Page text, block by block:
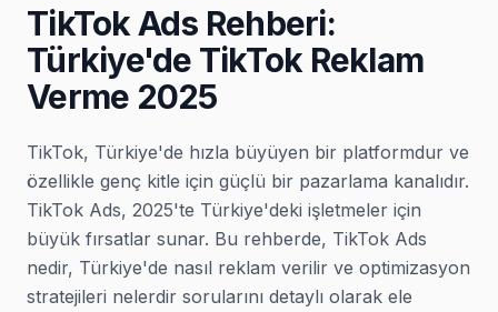
TikTok Ads Rehberi:
Türkiye'de TikTok Reklam
Verme 2025
TikTok, Türkiye'de hızla büyüyen bir platformdur ve
özellikle genç kitle için güçlü bir pazarlama kanalıdır.
TikTok Ads, 2025'te Türkiye'deki işletmeler için
büyük fırsatlar sunar. Bu rehberde, TikTok Ads
nedir, Türkiye'de nasıl reklam verilir ve optimizasyon
stratejileri nelerdir sorularını detaylı olarak ele